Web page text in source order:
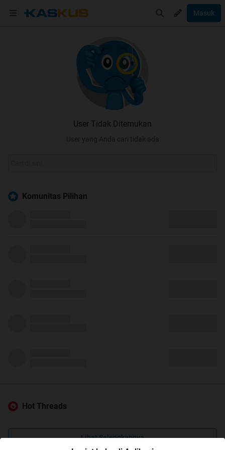
Masuk
User Tidak Ditemukan
User yang Anda cari tidak ada
Komunitas Pilihan
Hot Threads
Lihat Selengkapnya